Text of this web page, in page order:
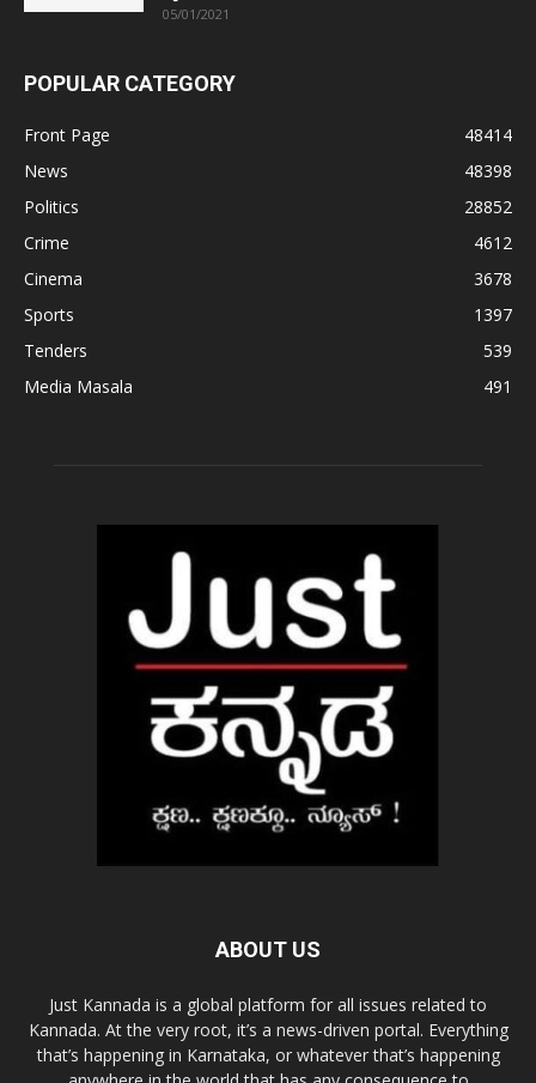
05/01/2021
POPULAR CATEGORY
Front Page
48414
News
48398
Politics
28852
Crime
4612
Cinema
3678
Sports
1397
Tenders
539
Media Masala
491
ABOUT US
Just Kannada is a global platform for all issues related to
Kannada. At the very root, it’s a news-driven portal. Everything
that’s happening in Karnataka, or whatever that’s happening